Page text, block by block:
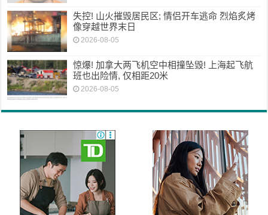
失控! 山火摧毁居民区; 情侣开车逃命 烈焰炙烤
像穿越世界末日
2026-08-05
惊爆! 加拿大两飞机空中相撞坠毁! 上海起飞航
班也出险情, 仅相距20米
2026-08-05